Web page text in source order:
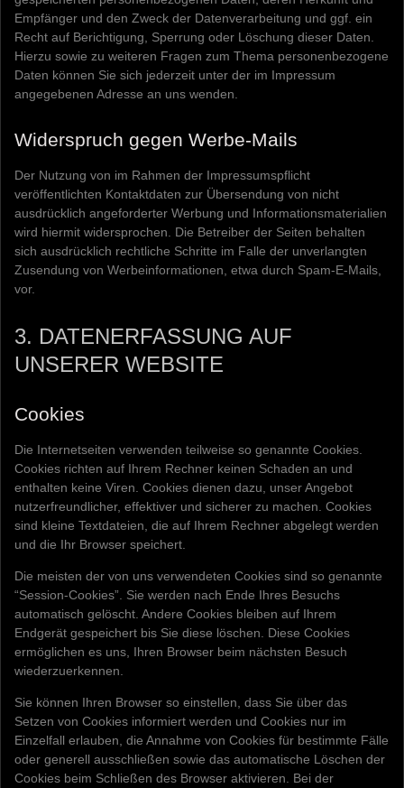
Empfänger und den Zweck der Datenverarbeitung und ggf. ein
Recht auf Berichtigung, Sperrung oder Löschung dieser Daten.
Hierzu sowie zu weiteren Fragen zum Thema personenbezogene
Daten können Sie sich jederzeit unter der im Impressum
angegebenen Adresse an uns wenden.
Widerspruch gegen Werbe-Mails
Der Nutzung von im Rahmen der Impressumspflicht
veröffentlichten Kontaktdaten zur Übersendung von nicht
ausdrücklich angeforderter Werbung und Informationsmaterialien
wird hiermit widersprochen. Die Betreiber der Seiten behalten
sich ausdrücklich rechtliche Schritte im Falle der unverlangten
Zusendung von Werbeinformationen, etwa durch Spam-E-Mails,
vor.
3. DATENERFASSUNG AUF
UNSERER WEBSITE
Cookies
Die Internetseiten verwenden teilweise so genannte Cookies.
Cookies richten auf Ihrem Rechner keinen Schaden an und
enthalten keine Viren. Cookies dienen dazu, unser Angebot
nutzerfreundlicher, effektiver und sicherer zu machen. Cookies
sind kleine Textdateien, die auf Ihrem Rechner abgelegt werden
und die Ihr Browser speichert.
Die meisten der von uns verwendeten Cookies sind so genannte
“Session-Cookies”. Sie werden nach Ende Ihres Besuchs
automatisch gelöscht. Andere Cookies bleiben auf Ihrem
Endgerät gespeichert bis Sie diese löschen. Diese Cookies
ermöglichen es uns, Ihren Browser beim nächsten Besuch
wiederzuerkennen.
Sie können Ihren Browser so einstellen, dass Sie über das
Setzen von Cookies informiert werden und Cookies nur im
Einzelfall erlauben, die Annahme von Cookies für bestimmte Fälle
oder generell ausschließen sowie das automatische Löschen der
Cookies beim Schließen des Browser aktivieren. Bei der